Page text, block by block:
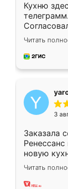
Кухню
недели
довольны
мебель за
Читать
3
Заказала
Ренессанс
новую
вполне
два года,
Читать